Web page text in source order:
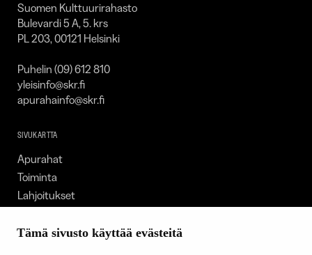
Tämä sivusto käyttää evästeitä
Suomen Kulttuurirahasto
Bulevardi 5 A, 5. krs
PL 203, 00121 Helsinki
Puhelin (09) 612 810
yleisinfo@skr.fi
apurahainfo@skr.fi
SIVUKARTTA
Apurahat
Toiminta
Lahjoitukset
Ajankohtaista